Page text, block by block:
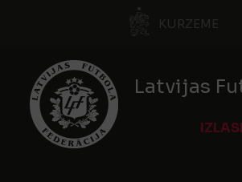
KURZEME
Latvijas